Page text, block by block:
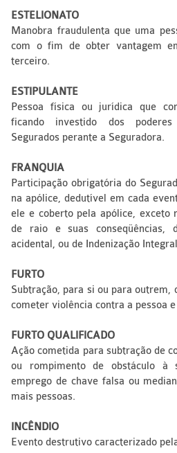
ESTELIONATO
Manobra fraudulenta que uma
com o fim de obter vantagem
terceiro.
ESTIPULANTE
Pessoa física ou jurídica que
ficando investido dos
Segurados perante a Seguradora.
FRANQUIA
Participação obrigatória do
na apólice, dedutível em cada
ele e coberto pela apólice, exceto
de raio e suas conseqüências,
acidental, ou de Indenização
FURTO
Subtração, para si ou para outrem,
cometer violência contra a pessoa
FURTO QUALIFICADO
Ação cometida para subtração de
ou rompimento de obstáculo à
emprego de chave falsa ou
mais pessoas.
INCÊNDIO
Evento destrutivo caracterizado